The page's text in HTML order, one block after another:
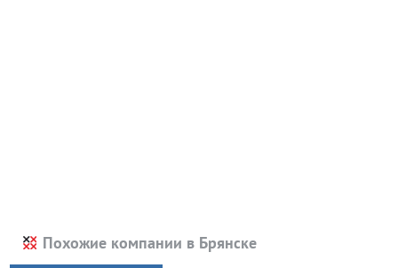
Похожие компании в Брянске